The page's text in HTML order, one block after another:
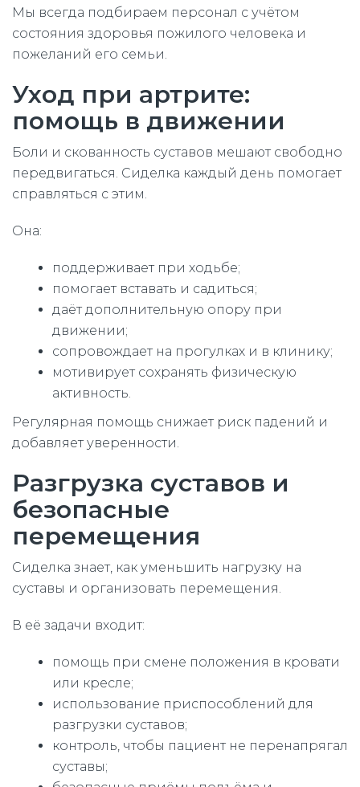
Мы всегда подбираем персонал с учётом
состояния здоровья пожилого человека и
пожеланий его семьи.
Уход при артрите:
помощь в движении
Боли и скованность суставов мешают свободно
передвигаться. Сиделка каждый день помогает
справляться с этим.
Она:
поддерживает при ходьбе;
помогает вставать и садиться;
даёт дополнительную опору при
движении;
сопровождает на прогулках и в клинику;
мотивирует сохранять физическую
активность.
Регулярная помощь снижает риск падений и
добавляет уверенности.
Разгрузка суставов и
безопасные
перемещения
Сиделка знает, как уменьшить нагрузку на
суставы и организовать перемещения.
В её задачи входит:
помощь при смене положения в кровати
или кресле;
использование приспособлений для
разгрузки суставов;
контроль, чтобы пациент не перенапрягал
суставы;